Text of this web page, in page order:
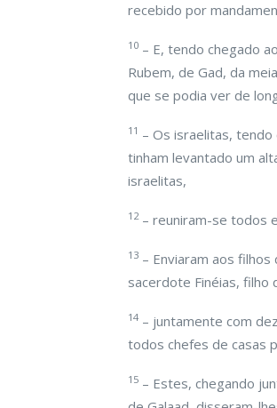
recebido por
10 – E, tendo chegado
Rubem, de Gad, da
que se podia ver de
11 – Os israelitas,
tinham levantado um
israelitas,
12– reuniram-se todos
13 – Enviaram aos
sacerdote Finéias, filho
14 – juntamente com
todos chefes de casas
15 – Estes, chegando